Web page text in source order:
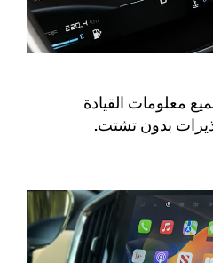
معلومات القيادة
بدون تشتت.